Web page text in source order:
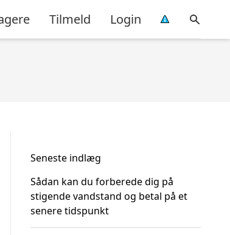
Tilmeld Login
Seneste indlæg
Sådan kan du forberede dig på
stigende vandstand og betal på et
senere tidspunkt